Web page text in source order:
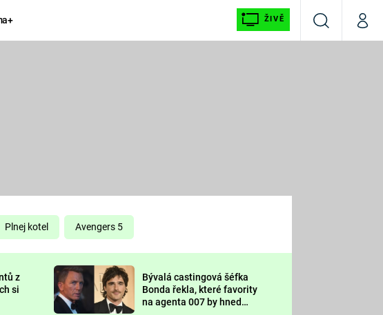
ŽIVĚ
VyhledáváníMůj
KOMEDIE
CHUCK
NORRIS
DEADPOOL
Prima LAJK
Sledujte nás
Plnej kotel Avengers 5
z
si
Bývalá castingová šéfka
Bonda řekla, které favority
na agenta 007 by hned